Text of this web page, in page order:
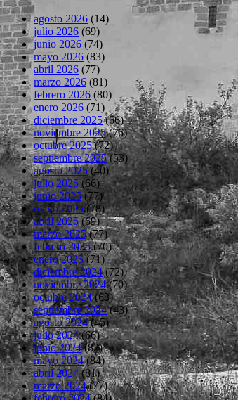
agosto 2026 (14)
julio 2026 (69)
junio 2026 (74)
mayo 2026 (83)
abril 2026 (77)
marzo 2026 (81)
febrero 2026 (80)
enero 2026 (71)
diciembre 2025(66)
noviembre 2025(76)
octubre 2025(72)
septiembre 2025(53)
agosto 2025(40)
julio 2025 (66)
junio 2025(77)
mayo 2025(78)
abril 2025(69)
marzo 2025(77)
febrero 2025(70)
enero 2025(71)
diciembre 2024(72)
noviembre 2024(70)
octubre 2024(63)
septiembre 2024(43)
agosto 2024(45)
julio 2024(66)
junio 2024(82)
mayo 2024(84)
abril 2024(81)
marzo 2024(77)